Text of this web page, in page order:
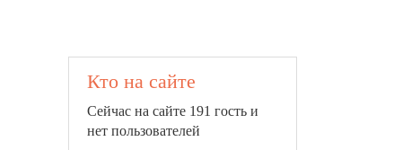
Кто на сайте
Сейчас на сайте 191 гость и
нет пользователей